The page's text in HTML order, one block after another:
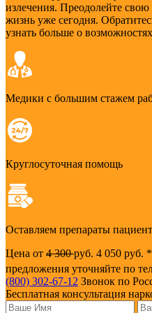
излечения. Преодолейте
жизнь уже сегодня.
узнать больше о
Медики с большим стажем
Круглосуточная помощь
Оставляем препараты
Цена от 4 300руб. 4 050 руб.
предложения уточняйте по
(800) 302-67-12 Звонок по
Бесплатная консультация